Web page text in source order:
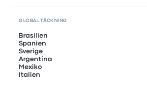
GLOBAL TÄCKNING
Brasilien
Spanien
Sverige
Argentina
Mexiko
Italien